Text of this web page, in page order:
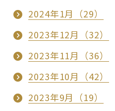
2024年1月（29）
2023年12月（32）
2023年11月（36）
2023年10月（42）
2023年9月（19）